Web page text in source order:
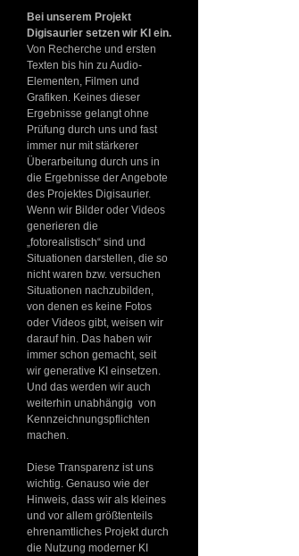
Bei unserem Projekt
Digisaurier setzen wir KI ein.
Von Recherche und ersten
Texten bis hin zu Audio-
Elementen, Filmen und
Grafiken. Keines dieser
Ergebnisse gelangt ohne
Prüfung durch uns und fast
immer nur mit stärkerer
Überarbeitung durch uns in
die Ergebnisse der Angebote
des Projektes Digisaurier.
Wenn wir Bilder oder Videos
generieren die
„fotorealistisch“ sind und
Situationen darstellen, die so
nicht waren bzw. versuchen
Situationen nachzubilden,
von denen es keine Fotos
oder Videos gibt, weisen wir
darauf hin. Das haben wir
immer schon gemacht, seit
wir generative KI einsetzen.
Und das werden wir auch
weiterhin unabhängig von
Kennzeichnungspflichten
machen.
Diese Transparenz ist uns
wichtig. Genauso wie der
Hinweis, dass wir als kleines
und vor allem größtenteils
ehrenamtliches Projekt durch
die Nutzung moderner KI